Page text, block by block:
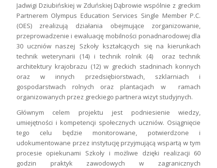
Jadwigi Dziubińskiej w Zduńskiej Dąbrowie wspólnie z greckim
Partnerem Olympus Education Services Single Member P.C.
(OES) zrealizują działania obejmujące zorganizowanie,
przeprowadzenie i ewaluację mobilności ponadnarodowej dla
30 uczniów naszej Szkoły kształcących się na kierunkach
technik weterynarii (14) i technik rolnik (4) oraz technik
architektury krajobrazu (12) w greckich stadninach konnych
oraz w innych przedsiębiorstwach, szklarniach i
gospodarstwach rolnych oraz plantacjach w ramach
organizowanych przez greckiego partnera wizyt studyjnych.
Głównym celem projektu jest podniesienie wiedzy,
umiejętności i kompetencji społecznych uczniów. Osiągnięcie
tego celu będzie monitorowane, potwierdzone i
udokumentowane przez instytucję przyjmującą wspartą w tym
procesie opiekunami Szkoły i możliwe dzięki realizacji 60
godzin praktyk zawodowych w zagranicznych